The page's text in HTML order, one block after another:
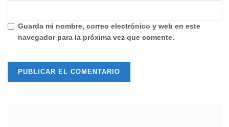
Guarda mi nombre, correo electrónico y web en este
navegador para la próxima vez que comente.